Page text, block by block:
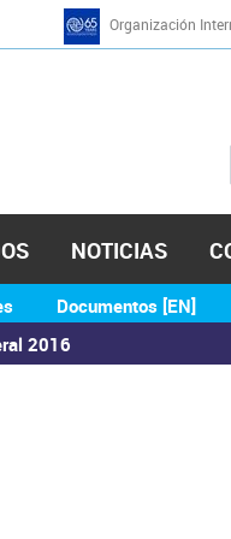
Organización
2016
Documentos [EN]
NOTICIAS